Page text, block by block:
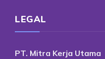
LEGAL
PT. Mitra Kerja Utama